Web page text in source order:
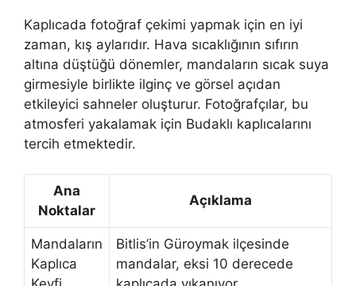
Kaplıcada fotoğraf çekimi yapmak için en iyi
zaman, kış aylarıdır. Hava sıcaklığının sıfırın
altına düştüğü dönemler, mandaların sıcak suya
girmesiyle birlikte ilginç ve görsel açıdan
etkileyici sahneler oluşturur. Fotoğrafçılar, bu
atmosferi yakalamak için Budaklı kaplıcalarını
tercih etmektedir.
Ana
Noktalar
Açıklama
Mandaların
Kaplıca
Bitlis’in Güroymak ilçesinde
mandalar, eksi 10 derecede